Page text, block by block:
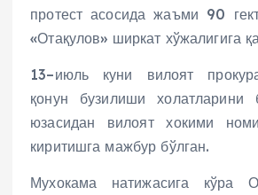
протест асосида жаъми 90
«Отақулов» ширкат хўжалигига
13–июль куни вилоят
қонун бузилиши холатларини
юзасидан вилоят хокими
киритишга мажбур бўлган.
Мухокама натижасига кўра